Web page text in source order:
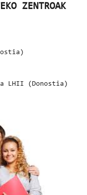
ZENTROAK
LHII (Donostia)